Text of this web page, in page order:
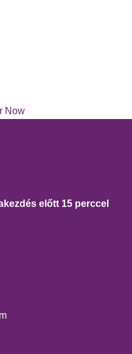
Now
előtt 15 perccel